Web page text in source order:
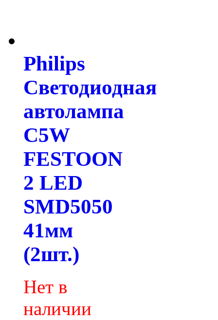
Philips
Светодиодная
автолампа
C5W
FESTOON
2 LED
SMD5050
41мм
(2шт.)
Нет в
наличии